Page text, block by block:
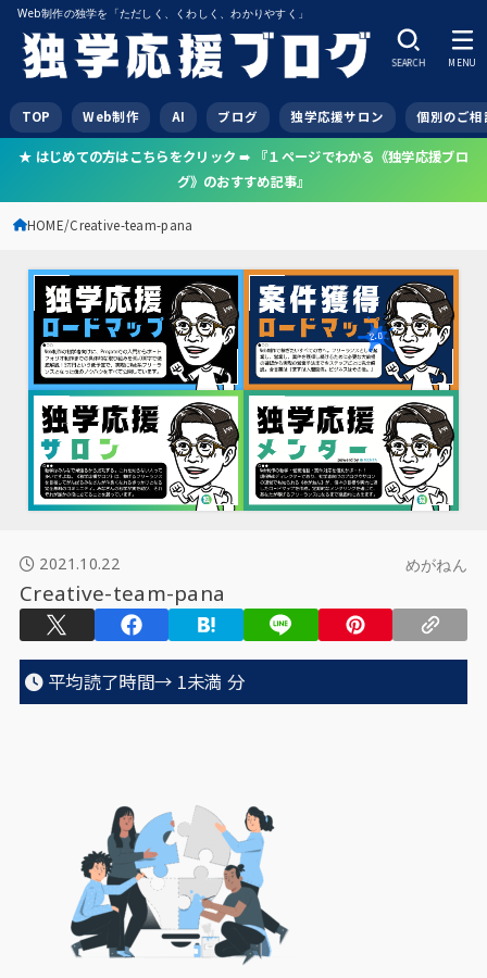
Web制作の独学を「ただしく、くわしく、わかりやすく」
TOP Web制作 AI ブログ 独学応援サロン 個別のご相
SEARCH MENU
★ はじめての方はこちらをクリック ➠ 『１ページでわかる《独学応援ブロ
グ》のおすすめ記事』
HOME Creative-team-pana
2021.10.22 めがねん
Creative-team-pana
平均読了時間→ 1未満 分